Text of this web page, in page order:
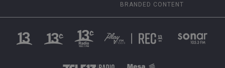
BRANDED CONTENT